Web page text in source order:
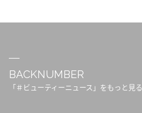
BACKNUMBER
「＃ビューティーニュース」をもっと見る